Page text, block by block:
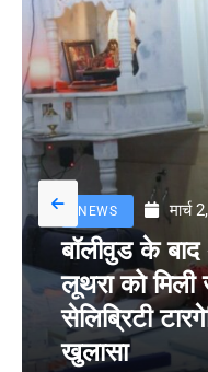
NEWS मार्च
बॉलीवुड के
लूथरा को
सेलिब्रिटी
खुलासा